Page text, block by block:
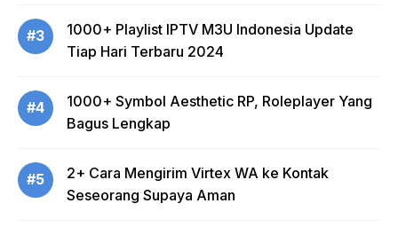
#3
1000+ Playlist IPTV M3U Indonesia Update
Tiap Hari Terbaru 2024
#4
1000+ Symbol Aesthetic RP, Roleplayer Yang
Bagus Lengkap
#5
2+ Cara Mengirim Virtex WA ke Kontak
Seseorang Supaya Aman